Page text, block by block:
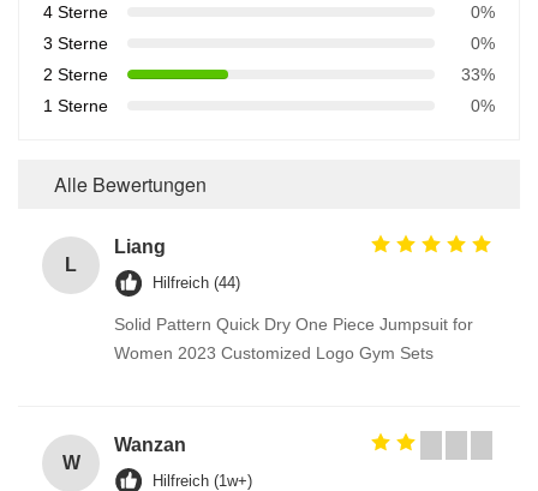
4 Sterne
0%
3 Sterne
0%
2 Sterne
33%
1 Sterne
0%
Alle Bewertungen
L
Liang
Hilfreich (44)
Solid Pattern Quick Dry One Piece Jumpsuit for
Women 2023 Customized Logo Gym Sets
W
Wanzan
Hilfreich (1w+)